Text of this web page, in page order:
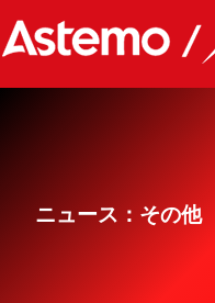
ニュース
グッズ
ニュース：その他